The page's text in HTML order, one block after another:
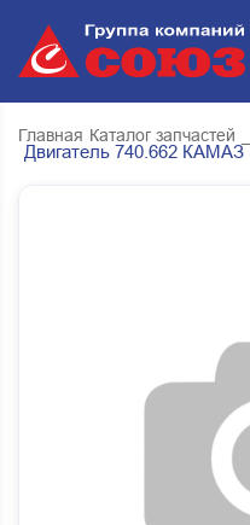
Главная Каталог запчастей
Двигатель 740.662 КАМАЗ